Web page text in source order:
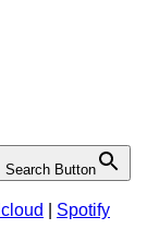
Search Button
Spotify